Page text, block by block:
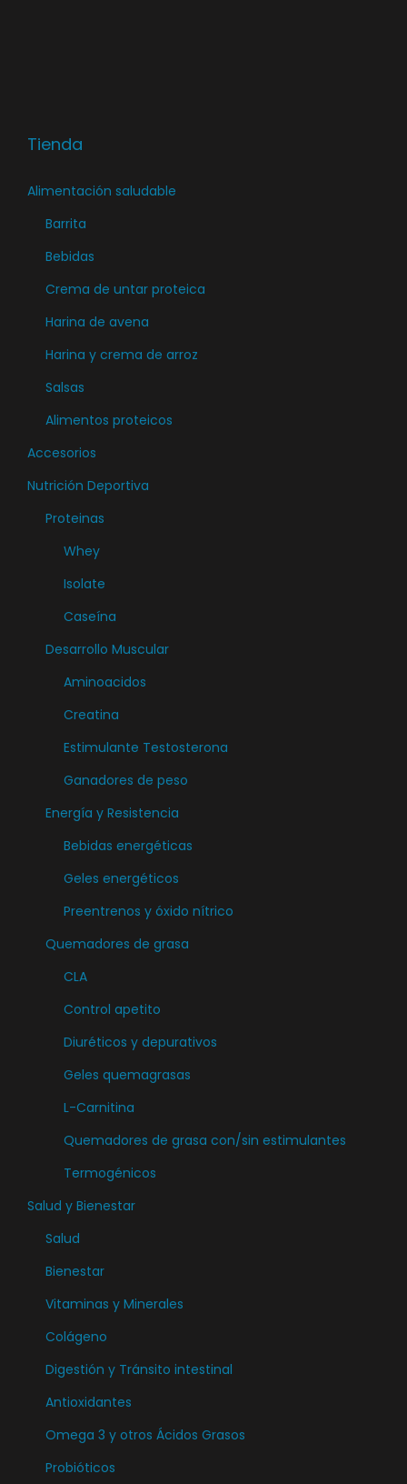
Tienda
Alimentación saludable
Barrita
Bebidas
Crema de untar proteica
Harina de avena
Harina y crema de arroz
Salsas
Alimentos proteicos
Accesorios
Nutrición Deportiva
Proteinas
Whey
Isolate
Caseína
Desarrollo Muscular
Aminoacidos
Creatina
Estimulante Testosterona
Ganadores de peso
Energía y Resistencia
Bebidas energéticas
Geles energéticos
Preentrenos y óxido nítrico
Quemadores de grasa
CLA
Control apetito
Diuréticos y depurativos
Geles quemagrasas
L-Carnitina
Quemadores de grasa con/sin estimulantes
Termogénicos
Salud y Bienestar
Salud
Bienestar
Vitaminas y Minerales
Colágeno
Digestión y Tránsito intestinal
Antioxidantes
Omega 3 y otros Ácidos Grasos
Probióticos